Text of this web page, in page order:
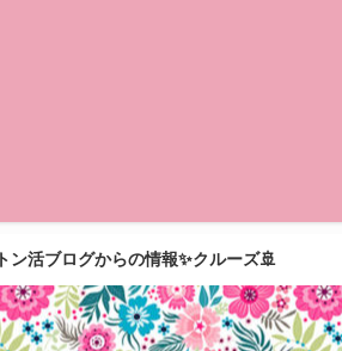
トン活ブログからの情報✨クルーズ🚢